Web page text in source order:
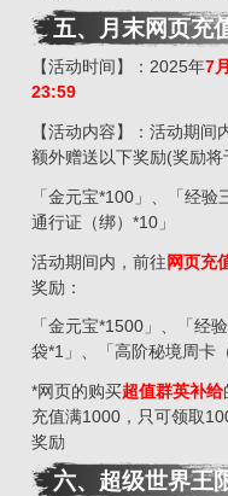
五、月末网页充
【活动时间】：2025年7
23:59
【活动内容】：活动期间
额外赠送以下奖励(奖励将
「金元宝*100」、「经
通行证（绑）*10」
活动期间内，前往网页充
奖励：
「金元宝*1500」、「经
袋*1」、「高阶秘境周卡
*网页的购买超值群英补给
充值满1000，只可领取
奖励
六、超级世界王